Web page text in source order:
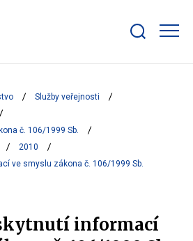
bar
Služby veřejnosti
č. 106/1999 Sb.
2010
ve smyslu zákona č. 106/1999 Sb.
informací